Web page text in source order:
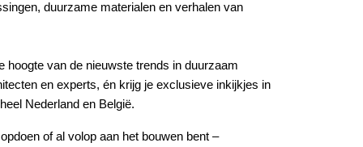
duurzame materialen en verhalen van
hoogte van de nieuwste trends in duurzaam
en experts, én krijg je exclusieve inkijkjes in
Nederland en België.
of al volop aan het bouwen bent –